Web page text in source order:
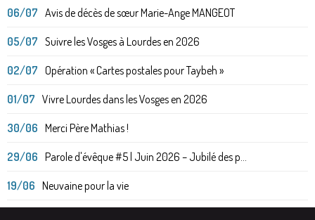
06/07 Avis de décès de sœur Marie-Ange MANGEOT
05/07 Suivre les Vosges à Lourdes en 2026
02/07 Opération « Cartes postales pour Taybeh »
01/07 Vivre Lourdes dans les Vosges en 2026
30/06 Merci Père Mathias !
29/06 Parole d'évêque #5 | Juin 2026 – Jubilé des p...
19/06 Neuvaine pour la vie